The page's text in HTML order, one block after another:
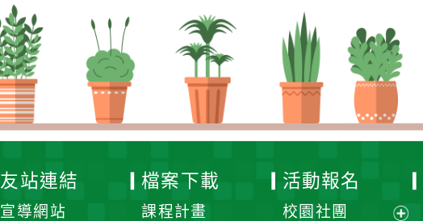
友站連結
宣導網站
檔案下載
課程計畫
活動報名
校園社團